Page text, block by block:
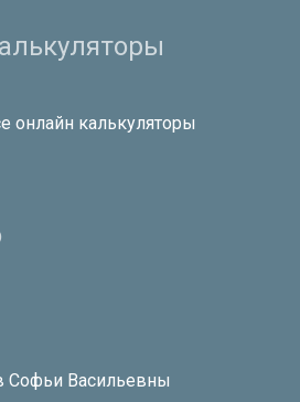
онлайн калькуляторы
Софьи Васильевны